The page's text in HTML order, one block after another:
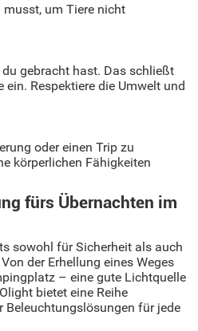
um Tiere nicht
gebracht hast. Das schließt
Respektiere die Umwelt und
oder einen Trip zu
körperlichen Fähigkeiten
fürs Übernachten im
sowohl für Sicherheit als auch
der Erhellung eines Weges
– eine gute Lichtquelle
bietet eine Reihe
Beleuchtungslösungen für jede